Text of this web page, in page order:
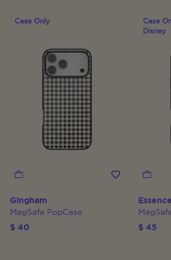
Case Only
Gingham
MagSafe PopCase
$ 40
Case
Disney
$ 45